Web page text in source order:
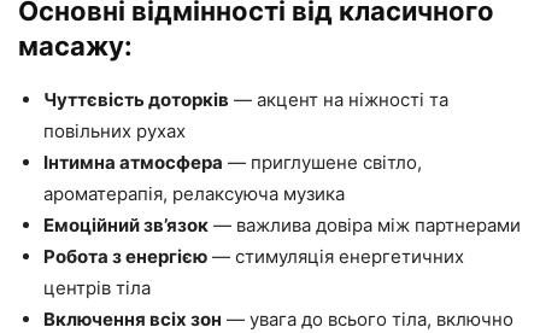
Основні відмінності від класичного
масажу:
Чуттєвість доторків — акцент на ніжності та
повільних рухах
Інтимна атмосфера — приглушене світло,
ароматерапія, релаксуюча музика
Емоційний зв’язок — важлива довіра між партнерами
Робота з енергією — стимуляція енергетичних
центрів тіла
Включення всіх зон — увага до всього тіла, включно